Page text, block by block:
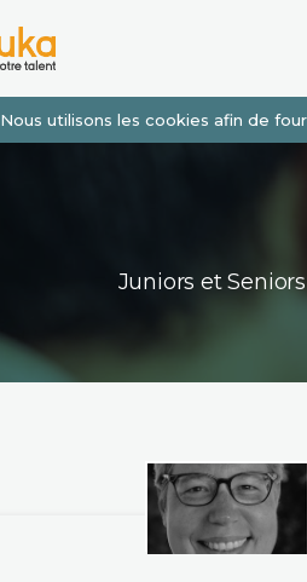
Nous utilisons les cookies afin de
Juniors et